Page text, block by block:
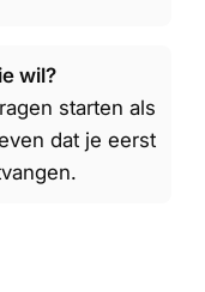
wil?
starten als
dat je eerst